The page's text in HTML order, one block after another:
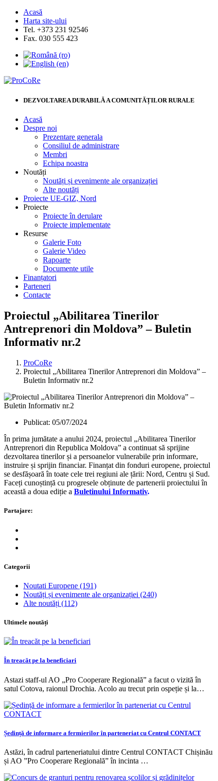
Acasă
Harta site-ului
Tel. +373 231 92546
Fax. 030 555 423
DEZVOLTAREA DURABILĂ A COMUNITĂȚILOR RURALE
Acasă
Despre noi
Prezentare generala
Consiliul de administrare
Membri
Echipa noastra
Noutăți
Noutăți și evenimente ale organizației
Alte noutăți
Proiecte UE-GIZ, Nord
Proiecte
Proiecte în derulare
Proiecte implementate
Resurse
Galerie Foto
Galerie Video
Rapoarte
Documente utile
Finanțatori
Parteneri
Contacte
Proiectul „Abilitarea Tinerilor
Antreprenori din Moldova” – Buletin
Informativ nr.2
ProCoRe
Proiectul „Abilitarea Tinerilor Antreprenori din Moldova” –
Buletin Informativ nr.2
Publicat: 05/07/2024
În prima jumătate a anului 2024, proiectul „Abilitarea Tinerilor
Antreprenori din Republica Moldova” a continuat să sprijine
dezvoltarea tinerilor și a persoanelor vulnerabile prin informare,
instruire și sprijin financiar. Finanțat din fonduri europene, proiectul
se desfășoară în toate cele trei regiuni ale țării: Nord, Centru și Sud.
Faceți cunoștință cu progresele obținute de partenerii proiectului în
această a doua ediție a Buletinului Informativ.
Partajare:
Categorii
Noutati Europene (191)
Noutăți și evenimente ale organizației (240)
Alte noutăți (112)
Ultimele noutăți
În treacăt pe la beneficiari
Astazi staff-ul AO „Pro Cooperare Regională” a facut o vizită în
satul Cotova, raionul Drochia. Acolo au trecut prin ospeție și la…
Ședință de informare a fermierilor în parteneriat cu Centrul CONTACT
Astăzi, în cadrul parteneriatului dintre Centrul CONTACT Chișinău
și AO ”Pro Cooperare Regională” în incinta …